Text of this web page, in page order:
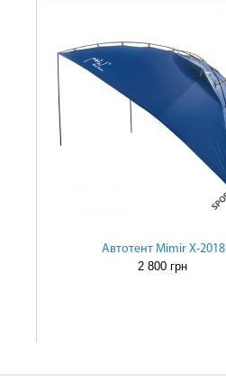
Автотент Mimir Х-2018
2 800 грн